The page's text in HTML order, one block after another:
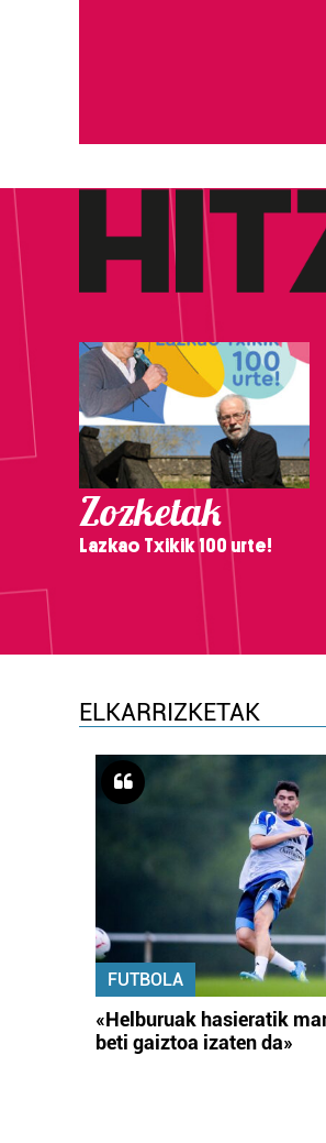
Zozketak
Lazkao Txikik 100 urte!
ELKARRIZKETAK
FUTBOLA
«Helburuak hasieratik
beti gaiztoa izaten da»